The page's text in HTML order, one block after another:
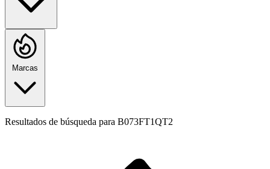
Marcas
Resultados de búsqueda para B073FT1QT2